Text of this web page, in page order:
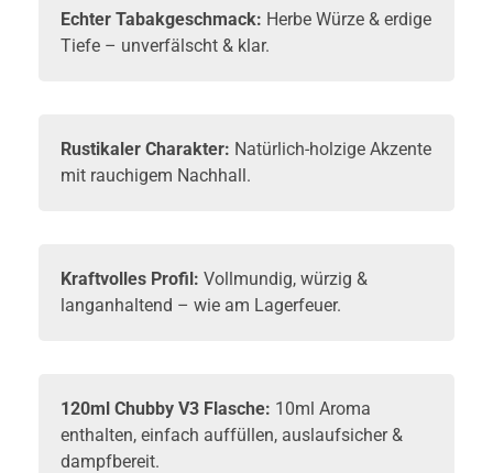
Echter Tabakgeschmack: Herbe Würze & erdige
Tiefe – unverfälscht & klar.
Rustikaler Charakter: Natürlich-holzige Akzente
mit rauchigem Nachhall.
Kraftvolles Profil: Vollmundig, würzig &
langanhaltend – wie am Lagerfeuer.
120ml Chubby V3 Flasche: 10ml Aroma
enthalten, einfach auffüllen, auslaufsicher &
dampfbereit.